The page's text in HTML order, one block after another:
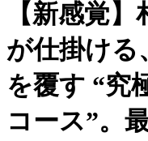
【新感覚
が仕掛ける
を覆す “究
コース”。